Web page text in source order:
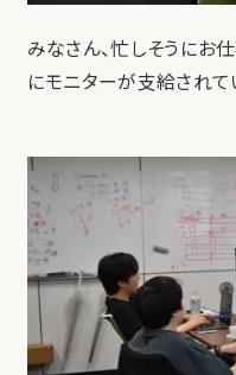
みなさん、忙しそうにお
にモニターが支給されて